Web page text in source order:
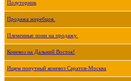
Полуторник
Продажа жеребцов.
Племенные пони на продажу.
Коневоз на Дальний Восток!
Ищем попутный коневоз Саратов-Москва